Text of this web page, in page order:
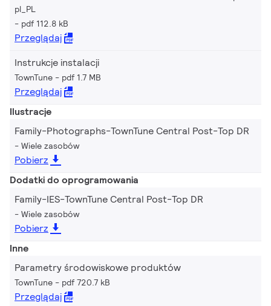
pl_PL
pdf 112.8 kB
Przeglądaj
Instrukcje instalacji
TownTune pdf 1.7 MB
Przeglądaj
Ilustracje
Family-Photographs-TownTune Central Post-Top DR
Wiele zasobów
Pobierz
Dodatki do oprogramowania
Family-IES-TownTune Central Post-Top DR
Wiele zasobów
Pobierz
Inne
Parametry środowiskowe produktów
TownTune pdf 720.7 kB
Przeglądaj